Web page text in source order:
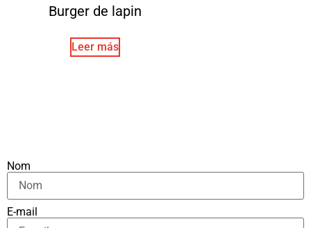
Burger de lapin
Leer más
Nom
E-mail